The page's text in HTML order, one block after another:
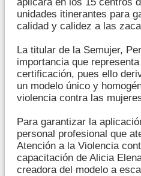
unidades itinerantes para
calidad y calidez a las
La titular de la Semujer,
importancia que
certificación, pues ello
un modelo único y
violencia contra las
Para garantizar la
personal profesional que
Atención a la Violencia
capacitación de Alicia
creadora del modelo a